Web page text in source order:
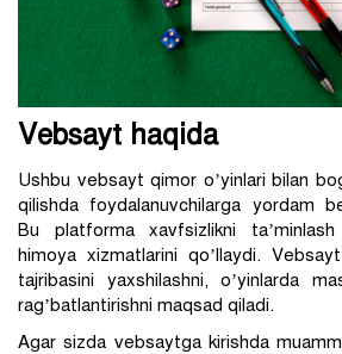
Vebsayt haqida
Ushbu vebsayt qimor o’yinlari bilan
qilishda foydalanuvchilarga yordam
Bu platforma xavfsizlikni
himoya xizmatlarini qo’llaydi.
tajribasini yaxshilashni, o’yinlarda
rag’batlantirishni maqsad qiladi.
Agar sizda vebsaytga kirishda